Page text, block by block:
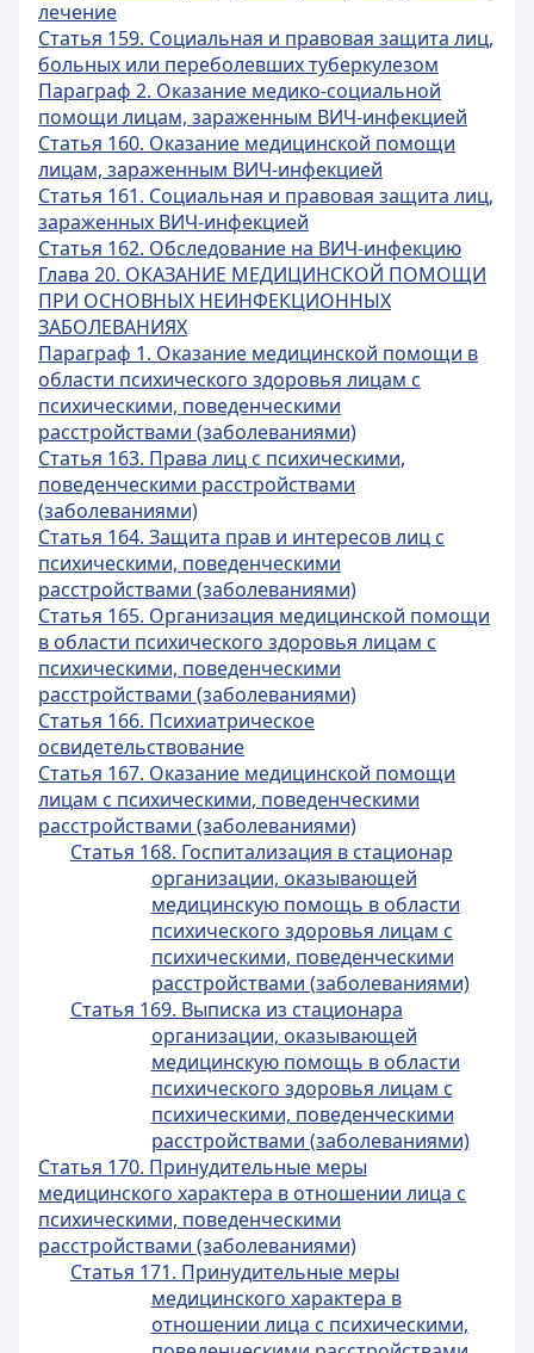
лечение
Статья 159. Социальная и правовая защита лиц,
больных или переболевших туберкулезом
Параграф 2. Оказание медико-социальной
помощи лицам, зараженным ВИЧ-инфекцией
Статья 160. Оказание медицинской помощи
лицам, зараженным ВИЧ-инфекцией
Статья 161. Социальная и правовая защита лиц,
зараженных ВИЧ-инфекцией
Статья 162. Обследование на ВИЧ-инфекцию
Глава 20. ОКАЗАНИЕ МЕДИЦИНСКОЙ ПОМОЩИ
ПРИ ОСНОВНЫХ НЕИНФЕКЦИОННЫХ
ЗАБОЛЕВАНИЯХ
Параграф 1. Оказание медицинской помощи в
области психического здоровья лицам с
психическими, поведенческими
расстройствами (заболеваниями)
Статья 163. Права лиц с психическими,
поведенческими расстройствами
(заболеваниями)
Статья 164. Защита прав и интересов лиц с
психическими, поведенческими
расстройствами (заболеваниями)
Статья 165. Организация медицинской помощи
в области психического здоровья лицам с
психическими, поведенческими
расстройствами (заболеваниями)
Статья 166. Психиатрическое
освидетельствование
Статья 167. Оказание медицинской помощи
лицам с психическими, поведенческими
расстройствами (заболеваниями)
Статья 168. Госпитализация в стационар
организации, оказывающей
медицинскую помощь в области
психического здоровья лицам с
психическими, поведенческими
расстройствами (заболеваниями)
Статья 169. Выписка из стационара
организации, оказывающей
медицинскую помощь в области
психического здоровья лицам с
психическими, поведенческими
расстройствами (заболеваниями)
Статья 170. Принудительные меры
медицинского характера в отношении лица с
психическими, поведенческими
расстройствами (заболеваниями)
Статья 171. Принудительные меры
медицинского характера в
отношении лица с психическими,